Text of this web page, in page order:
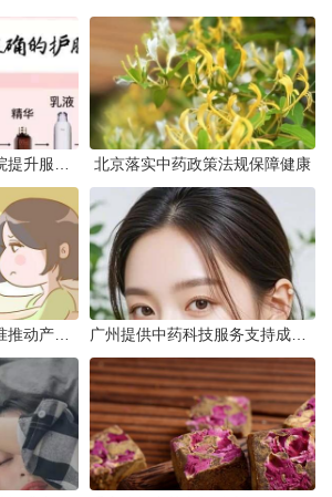
北京落实中药政策法规保障健康